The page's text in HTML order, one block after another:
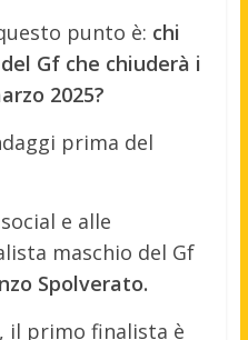
punto è: chi
Gf che chiuderà i
2025?
prima del
e alle
maschio del Gf
Spolverato.
il primo finalista è